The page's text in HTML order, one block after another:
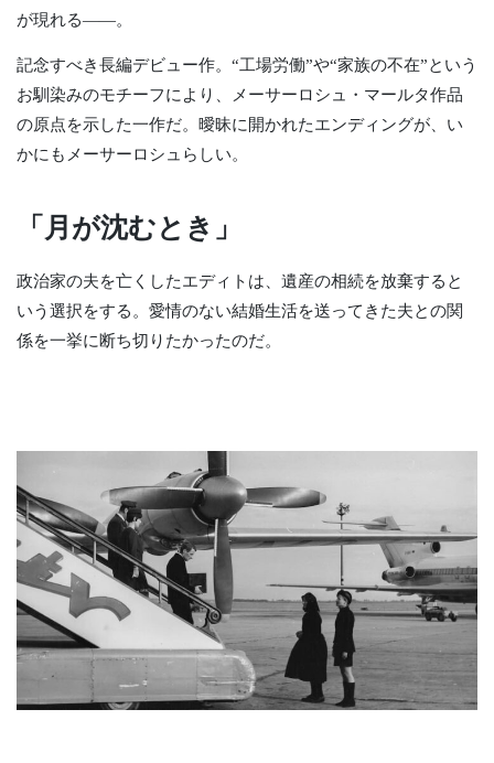
が現れる――。
記念すべき長編デビュー作。“工場労働”や“家族の不在”という
お馴染みのモチーフにより、メーサーロシュ・マールタ作品
の原点を示した一作だ。曖昧に開かれたエンディングが、い
かにもメーサーロシュらしい。
「月が沈むとき」
政治家の夫を亡くしたエディトは、遺産の相続を放棄すると
いう選択をする。愛情のない結婚生活を送ってきた夫との関
係を一挙に断ち切りたかったのだ。